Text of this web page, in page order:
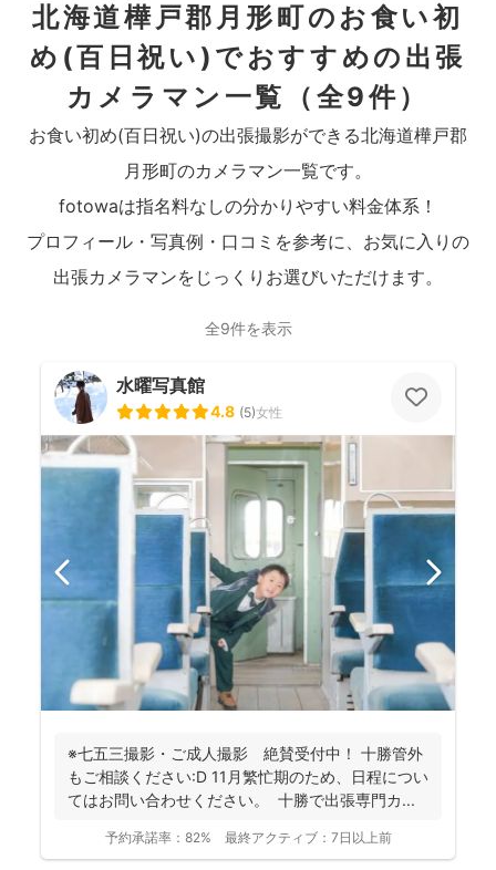
北海道樺戸郡月形町のお食い初
め(百日祝い)でおすすめの出張
カメラマン一覧
（全9件）
お食い初め(百日祝い)の出張撮影ができる北海道樺戸郡
月形町のカメラマン一覧です。
fotowaは指名料なしの分かりやすい料金体系！
プロフィール・写真例・口コミを参考に、お気に入りの
出張カメラマンをじっくりお選びいただけます。
全9件を表示
水曜写真館
4.8 (5)女性
※七五三撮影・ご成人撮影 絶賛受付中！ 十勝管外
もご相談ください:D 11月繁忙期のため、日程につい
てはお問い合わせください。 十勝で出張専門カ...
予約承諾率： 82% 最終アクティブ： 7日以上前